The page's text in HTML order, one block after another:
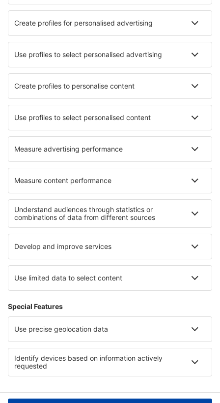
Hoteluri în Haga Hoteluri în Egmond aan Zee
Hoteluri în Stavenisse Hoteluri în Volendam
Hoteluri în Kortgene Hoteluri în Sneek
Cele mai bune hoteluri - orașe
Hoteluri în Poddubtsy Hoteluri în June Lake
Hoteluri în Hurlingham Hoteluri în Arroyomolinos de León
Hoteluri în Lanžhot Hoteluri în Bosel
Hoteluri în Acqui Terme Hoteluri în Thorshofn
Cele mai bune hoteluri - regiuni
Hoteluri în Olanda Hoteluri in Regiunea Antalya
Hoteluri în Tobago Hoteluri in Chiemsee